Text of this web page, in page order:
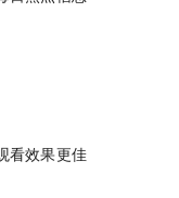
看效果更佳